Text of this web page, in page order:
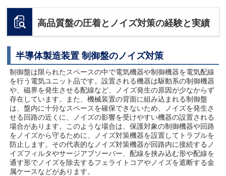
高品質盤の圧着とノイズ対策の経験と実績
半導体製造装置 制御盤のノイズ対策
制御盤は限られたスペースの中で電気機器や制御機器を電気配線
を行う電気ユニット品です。設置される機器は駆動系の制御機器
や、磁界を発生させる配線など、ノイズ発生の原因が少なからず
存在しています。また、機械装置の背面に組み込まれる制御盤
は、盤内に十分なスペースを確保できないため、ノイズを発生さ
せる回路の近くに、ノイズの影響を受けやすい機器の設置される
場合があります。このような場合は、保護対象の制御機器や回路
をノイズから守るために、ノイズ対策機器を設置してトラブルを
防止します。その代表的なノイズ対策機器が回路内に接続するノ
イズフィルタやサージアブソーバー、配線を挟み込む形や配線を
通す形でノイズを除去するフェライトコアやノイズを遮断する金
属ケースなどがあります。